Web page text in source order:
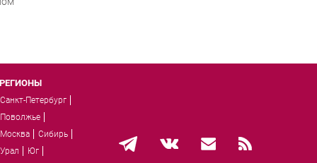
РЕГИОНЫ
Санкт-Петербург
Поволжье
Москва
Сибирь
Урал
Юг